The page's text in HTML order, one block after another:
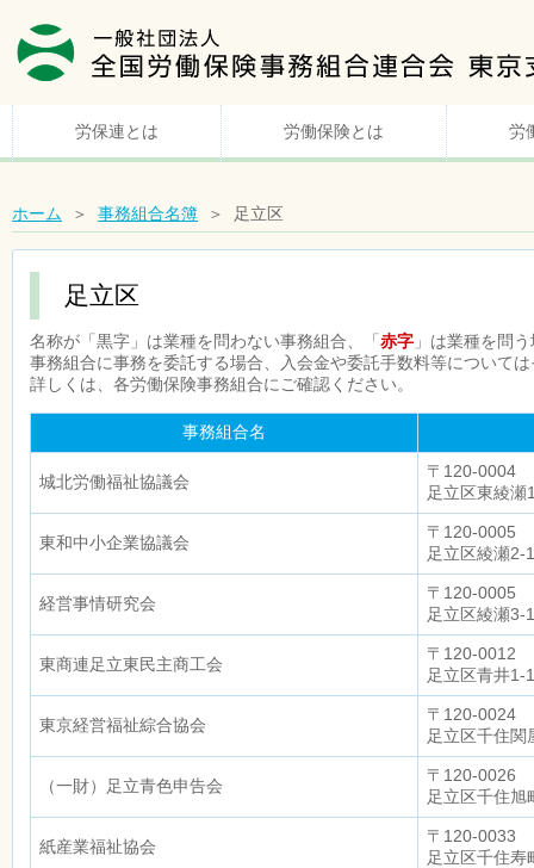
労保連とは 労働保険とは 労
ホーム ＞ 事務組合名簿 ＞ 足立区
足立区
名称が「黒字」は業種を問わない事務組合、「 赤字 」は業種を問
事務組合に事務を委託する場合、入会金や委託手数料等について
詳しくは、各労働保険事務組合にご確認ください。
事務組合名
城北労働福祉協議会
〒120-0004
足立区東綾瀬
東和中小企業協議会
〒120-0005
足立区綾瀬2-
経営事情研究会
〒120-0005
足立区綾瀬
東商連足立東民主商工会
〒120-0012
足立区青井1-
東京経営福祉綜合協会
〒120-0024
足立区千住
（一財）足立青色申告会
〒120-0026
足立区千住旭
紙産業福祉協会
〒120-0033
足立区千住